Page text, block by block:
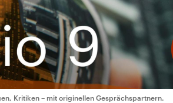
Kritiken – mit originellen Gesprächspartnern.